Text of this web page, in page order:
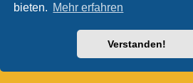
bieten. Mehr erfahren
Verstanden!